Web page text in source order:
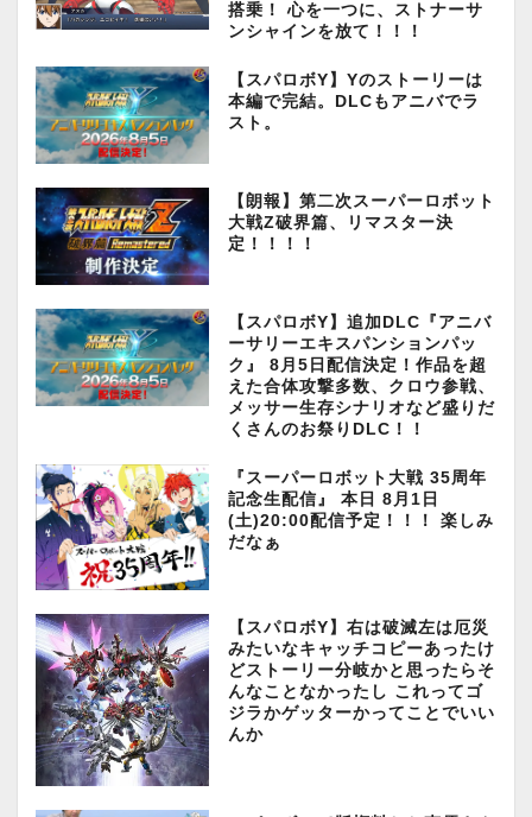
搭乗！ 心を一つに、ストナーサ
ンシャインを放て！！！
【スパロボY】Yのストーリーは
本編で完結。DLCもアニバでラ
スト。
【朗報】第二次スーパーロボット
大戦Z破界篇、リマスター決
定！！！！
【スパロボY】追加DLC『アニバ
ーサリーエキスパンションパッ
ク』 8月5日配信決定！作品を超
えた合体攻撃多数、クロウ参戦、
メッサー生存シナリオなど盛りだ
くさんのお祭りDLC！！
『スーパーロボット大戦 35周年
記念生配信』 本日 8月1日
(土)20:00配信予定！！！ 楽しみ
だなぁ
【スパロボY】右は破滅左は厄災
みたいなキャッチコピーあったけ
どストーリー分岐かと思ったらそ
んなことなかったし これってゴ
ジラかゲッターかってことでいい
んか